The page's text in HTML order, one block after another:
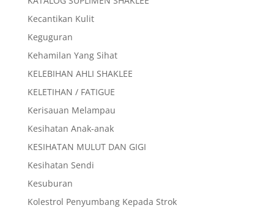
Kecantikan Kulit
Keguguran
Kehamilan Yang Sihat
KELEBIHAN AHLI SHAKLEE
KELETIHAN / FATIGUE
Kerisauan Melampau
Kesihatan Anak-anak
KESIHATAN MULUT DAN GIGI
Kesihatan Sendi
Kesuburan
Kolestrol Penyumbang Kepada Strok